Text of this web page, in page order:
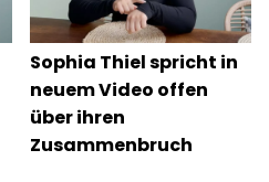
Sophia Thiel spricht in
neuem Video offen
über ihren
Zusammenbruch